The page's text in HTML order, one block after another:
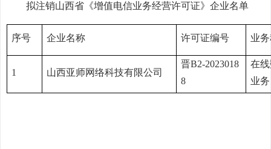
拟注销山西省《增值电信业务经营许可证》企业名单
序号 企业名称 许可证编号 业
1 山西亚师网络科技有限公司
晋B2-2023018
8
在
业务